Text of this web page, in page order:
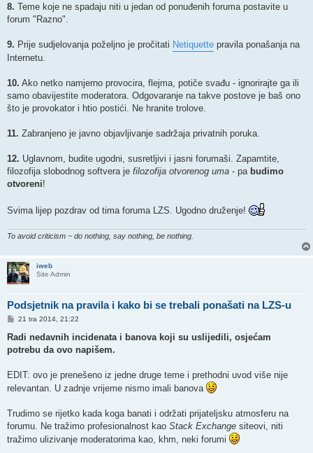
8. Teme koje ne spadaju niti u jedan od ponuđenih foruma postavite u
forum "Razno".
9. Prije sudjelovanja poželjno je pročitati Netiquette pravila ponašanja na
Internetu.
10. Ako netko namjerno provocira, flejma, potiče svađu - ignorirajte ga ili
samo obavijestite moderatora. Odgovaranje na takve postove je baš ono
što je provokator i htio postići. Ne hranite trolove.
11. Zabranjeno je javno objavljivanje sadržaja privatnih poruka.
12. Uglavnom, budite ugodni, susretljivi i jasni forumaši. Zapamtite,
filozofija slobodnog softvera je filozofija otvorenog uma - pa budimo
otvoreni!
Svima lijep pozdrav od tima foruma LZS. Ugodno druženje!
To avoid criticism ~ do nothing, say nothing, be nothing.
iweb
Site Admin
Podsjetnik na pravila i kako bi se trebali ponašati na LZS-u
P
s
21 tra 2014, 21:22
Radi nedavnih incidenata i banova koji su uslijedili, osjećam
potrebu da ovo napišem.
EDIT: ovo je prenešeno iz jedne druge teme i prethodni uvod više nije
relevantan. U zadnje vrijeme nismo imali banova
Trudimo se rijetko kada koga banati i održati prijateljsku atmosferu na
forumu. Ne tražimo profesionalnost kao Stack Exchange siteovi, niti
tražimo ulizivanje moderatorima kao, khm, neki forumi